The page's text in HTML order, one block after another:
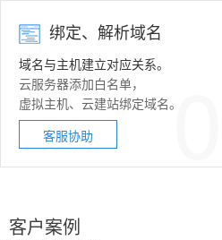
绑定、解析域名
域名与主机建立对应关系。
云服务器添加白名单，
虚拟主机、 云建站绑定域名。
客服协助
04
客户案例